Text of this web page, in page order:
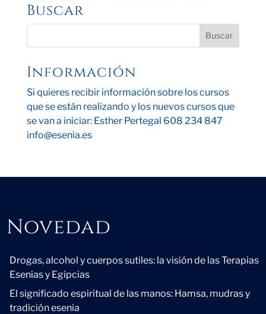
Buscar
Información
Si quieres recibir información sobre los cursos
que se están realizando y los nuevos cursos que
se van a iniciar: Esther Pertegal 608 234 847
info@esenia.es
Novedad
Novedad
Drogas, alcohol y cuerpos sutiles: la visión de las Terapias
Esenias y Egipcias
El significado espiritual de las manos: Hamsa, mudras y
tradición esenia